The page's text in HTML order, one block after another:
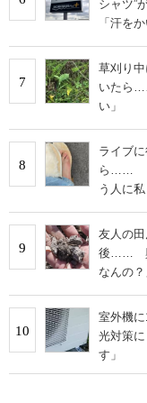
シャツ”
「汗を
7
草刈り
いたら
い」
8
ライブ
ら…… 「
う人に私
9
友人の
後…… 興
なんの
10
室外機
光対策
す」